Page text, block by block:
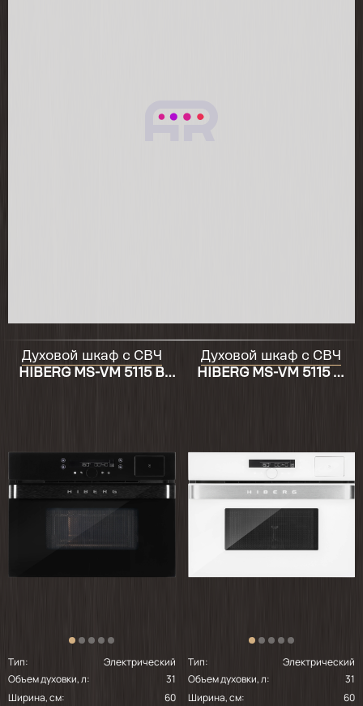
Духовой шкаф с СВЧ
HIBERG MS-VM 5115 B
Тип:
Электрический
Объем духовки, л:
31
Ширина, см:
60
Духовой шкаф с СВЧ
HIBERG MS-VM 5115 W
Тип:
Электрический
Объем духовки, л:
31
Ширина, см:
60